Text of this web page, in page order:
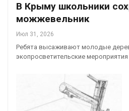
В Крыму школьники
можжевельник
Июл 31, 2026
Ребята высаживают молодые
экопросветительские мероприятия